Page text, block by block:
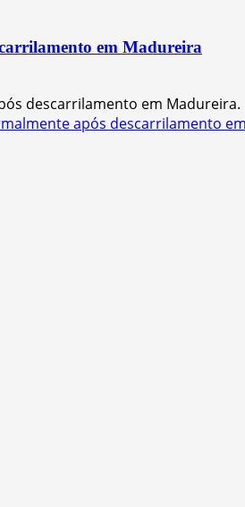
em Madureira
descarrilamento em Madureira.
após descarrilamento